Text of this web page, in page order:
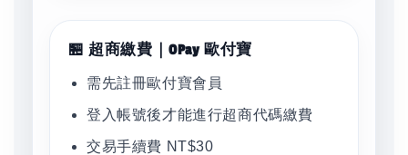
🏪 超商繳費｜OPay 歐付寶
需先註冊歐付寶會員
登入帳號後才能進行超商代碼繳費
交易手續費 NT$30